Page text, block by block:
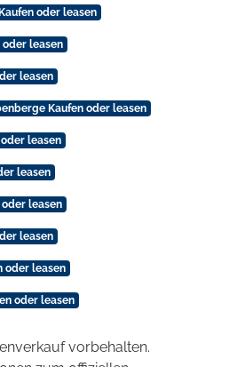
oder leasen
oder leasen
leasen
Kaufen oder leasen
leasen
leasen
oder leasen
leasen
oder leasen
oder leasen
vorbehalten.